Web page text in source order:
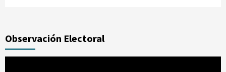
Observación Electoral